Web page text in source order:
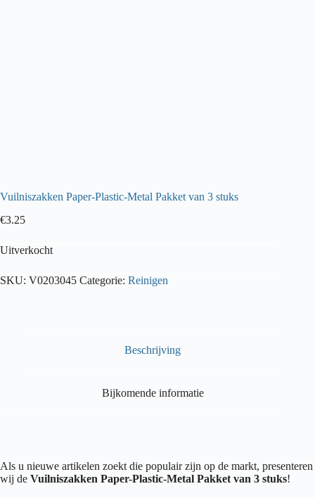
Vuilniszakken Paper-Plastic-Metal Pakket van 3 stuks
€3.25
Uitverkocht
SKU: V0203045 Categorie: Reinigen
Beschrijving
Bijkomende informatie
Als u nieuwe artikelen zoekt die populair zijn op de markt, presenteren
wij de Vuilniszakken Paper-Plastic-Metal Pakket van 3 stuks!